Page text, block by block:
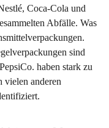
Coca-Cola und
Abfälle. Was
sind
haben stark zu
vielen anderen